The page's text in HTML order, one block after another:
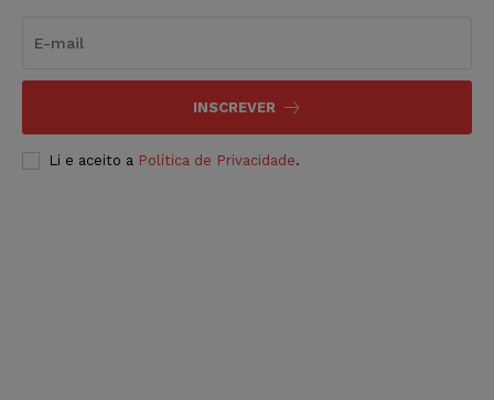
INSCREVER
Li e aceito a Política de Privacidade.